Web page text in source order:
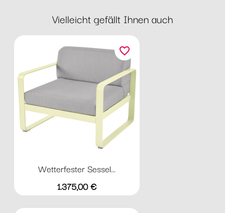
Vielleicht gefällt Ihnen auch
Wetterfester Sessel...
Preis
1.375,00 €
favorite_border